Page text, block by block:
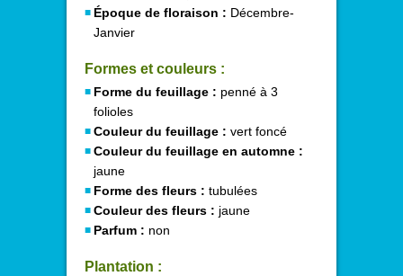
Époque de floraison : Décembre-
Janvier
Formes et couleurs :
Forme du feuillage : penné à 3
folioles
Couleur du feuillage : vert foncé
Couleur du feuillage en automne :
jaune
Forme des fleurs : tubulées
Couleur des fleurs : jaune
Parfum : non
Plantation :